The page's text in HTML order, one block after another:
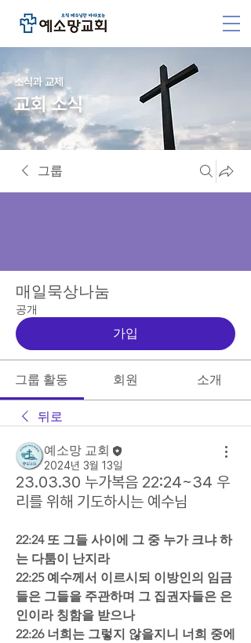
소식과 교제
교회 소식
그룹
매일묵상나눔
공개
가입
그룹 활동 회원 소개
뒤로
예소망 교회
2024년 3월 13일
23.03.30 누가복음 22:24~34 우
리를 위해 기도하시는 예수님
22:24 또 그들 사이에 그 중 누가 크냐 하
는 다툼이 난지라
22:25 예수께서 이르시되 이방인의 임금
들은 그들을 주관하며 그 집권자들은 은
인이라 칭함을 받으나
22:26 너희는 그렇지 않을지니 너희 중에